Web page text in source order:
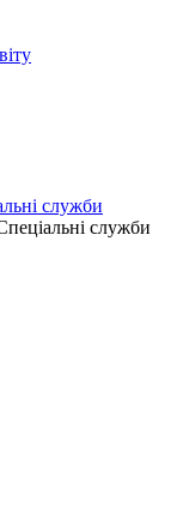
служби
служби